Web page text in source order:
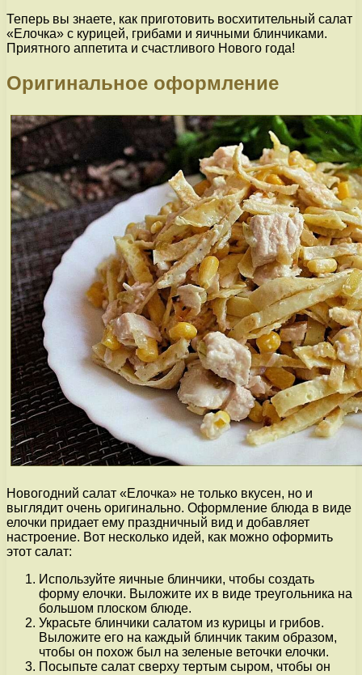
Теперь вы знаете, как приготовить восхитительный салат
«Елочка» с курицей, грибами и яичными блинчиками.
Приятного аппетита и счастливого Нового года!
Оригинальное оформление
Новогодний салат «Елочка» не только вкусен, но и
выглядит очень оригинально. Оформление блюда в виде
елочки придает ему праздничный вид и добавляет
настроение. Вот несколько идей, как можно оформить
этот салат:
Используйте яичные блинчики, чтобы создать
форму елочки. Выложите их в виде треугольника на
большом плоском блюде.
Украсьте блинчики салатом из курицы и грибов.
Выложите его на каждый блинчик таким образом,
чтобы он похож был на зеленые веточки елочки.
Посыпьте салат сверху тертым сыром, чтобы он